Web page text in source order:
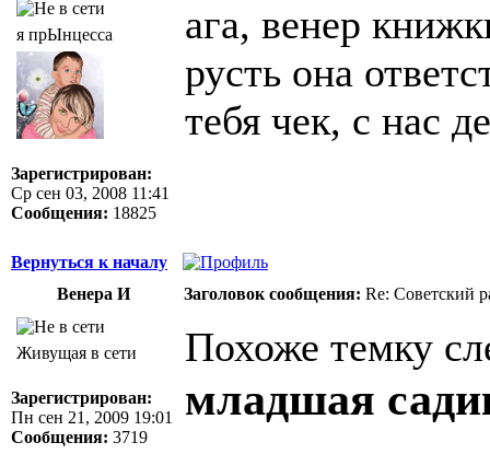
я прЫнцесса
Зарегистрирован:
Ср сен 03, 2008 11:41
Сообщения: 18825
ага, венер
русть она
тебя чек, с нас
Вернуться к началу
Венера И
Заголовок сообщения: Re: Советский
Живущая в сети
Зарегистрирован:
Пн сен 21, 2009 19:01
Сообщения: 3719
Похоже темку
младшая